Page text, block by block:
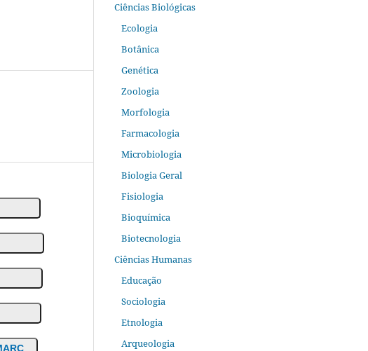
Ciências Biológicas
Ecologia
Botânica
Genética
Zoologia
Morfologia
Farmacologia
Microbiologia
Biologia Geral
Fisiologia
Bioquímica
Biotecnologia
Ciências Humanas
Educação
Sociologia
Etnologia
Arqueologia